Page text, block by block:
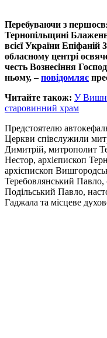
Перебуваючи з
Тернопільщині
всієї України
обласному центрі
честь Вознесіння
ньому, –повідомляє
Читайте також: У
старовинний храм
Предстоятелю
Церкви співслужили
Димитрій, митрополит
Нестор, архієпископ
архієпископ
Теребовлянський
Подільський Павло,
Гаджала та місцеве